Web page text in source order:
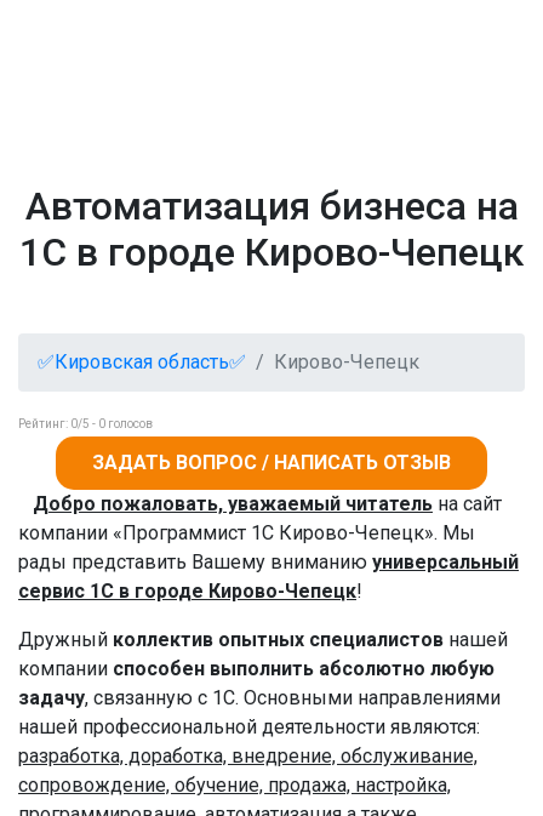
Автоматизация бизнеса на
1С в городе Кирово-Чепецк
✅Кировская область✅ Кирово-Чепецк
Рейтинг: 0/5 - 0 голосов
ЗАДАТЬ ВОПРОС / НАПИСАТЬ ОТЗЫВ
Добро пожаловать, уважаемый читатель на сайт
компании «Программист 1С Кирово-Чепецк». Мы
рады представить Вашему вниманию универсальный
сервис 1С в городе Кирово-Чепецк!
Дружный коллектив опытных специалистов нашей
компании способен выполнить абсолютно любую
задачу, связанную с 1С. Основными направлениями
нашей профессиональной деятельности являются:
разработка, доработка, внедрение, обслуживание,
сопровождение, обучение, продажа, настройка,